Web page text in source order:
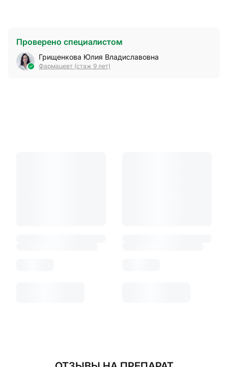
Проверено специалистом
Грищенкова Юлия Владиславовна
Фармацевт (стаж 9 лет)